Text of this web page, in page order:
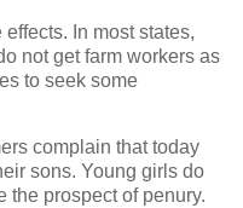
In most states,
not get farm workers as
to seek some
complain that today
sons. Young girls do
the prospect of penury.